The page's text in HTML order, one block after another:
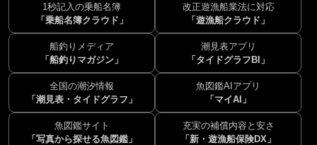
1秒記入の乗船名簿
「乗船名簿クラウド」
改正遊漁船業法に対応
「遊漁船クラウド」
船釣りメディア
「船釣りマガジン」
潮見表アプリ
「タイドグラフBI」
全国の潮汐情報
「潮見表・タイドグラフ」
魚図鑑AIアプリ
「マイAI」
魚図鑑サイト
「写真から探せる魚図鑑」
充実の補償内容と安さ
「新・遊漁船保険DX」